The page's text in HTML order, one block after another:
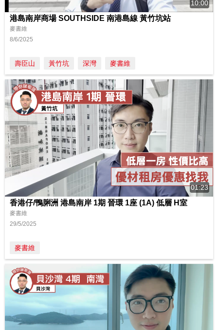
10:00
港島南岸商場 SOUTHSIDE 南港島線 黃竹坑站
麥書維
8/6/2025
壽臣山 黃竹坑 深灣 麥書維
01:23
香港仔/鴨脷洲 港島南岸 1期 晉環 1座 (1A) 低層 H室
麥書維
29/5/2025
麥書維